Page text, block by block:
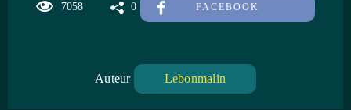
7058 0 FACEBOOK
Auteur Lebonmalin